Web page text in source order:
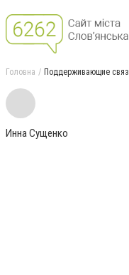
Головна Поддерживающие
Инна Сущенко